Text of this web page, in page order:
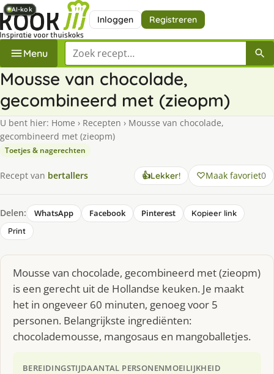
Inloggen Registreren
Menu Zoek een recept
Mousse van chocolade,
gecombineerd met (zieopm)
U bent hier: Home › Recepten › Mousse van chocolade,
gecombineerd met (zieopm)
Toetjes & nagerechten
Recept van bertallers 👍Lekker! Maak favoriet0
Delen: WhatsApp Facebook Pinterest
Kopieer link
Print
Mousse van chocolade, gecombineerd met (zieopm)
is een gerecht uit de Hollandse keuken. Je maakt
het in ongeveer 60 minuten, genoeg voor 5
personen. Belangrijkste ingrediënten:
chocolademousse, mangosaus en mangoballetjes.
BEREIDINGSTIJDAANTAL PERSONENMOEILIJKHEID
AI-kok
AI-kok
AI-kok
AI-kok
AI-kok
AI-kok
AI-kok